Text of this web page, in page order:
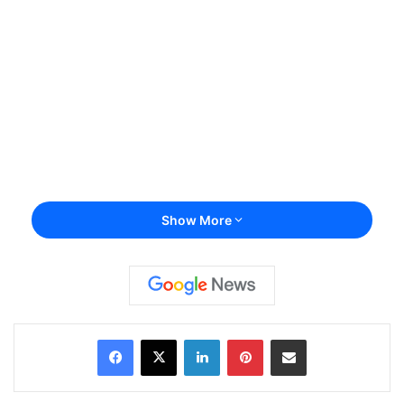
Show More